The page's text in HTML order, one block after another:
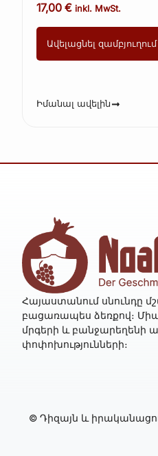
17,00 € inkl. MwSt.
Ավելացնել զամբյուղում
Իմանալ ավելին
Հայաստանում սնունդը
բացառապես ձեռքով։
մրգերի և
փոփոխությունների։
© Դիզայն և